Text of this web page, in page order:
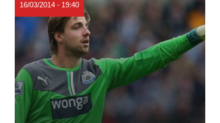
16/03/2014 - 19:40